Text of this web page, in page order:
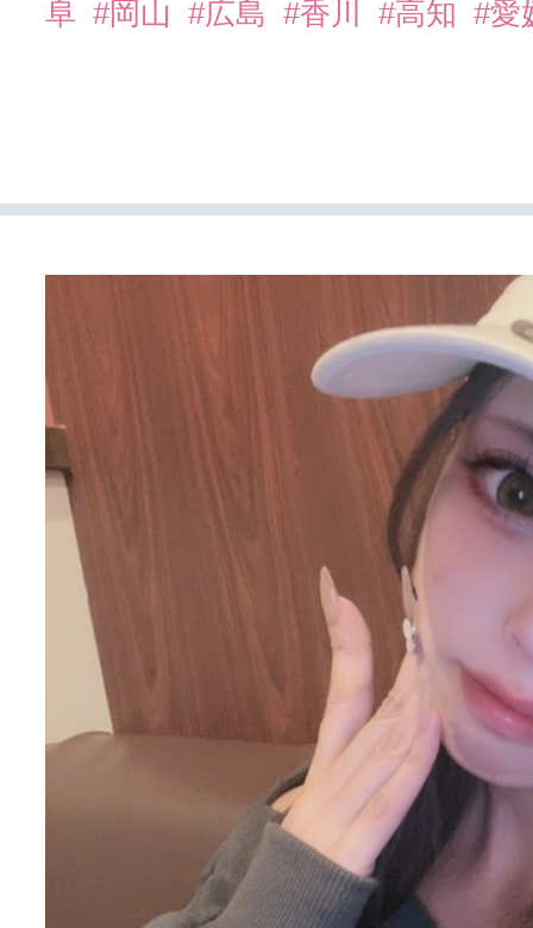
阜 #岡山 #広島 #香川 #高知 #愛